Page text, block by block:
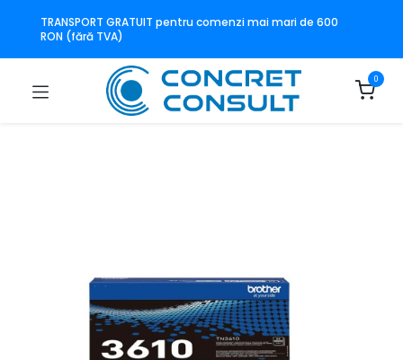
TRANSPORT GRATUIT pentru comenzi mai mari de 600
RON (fără TVA)
0